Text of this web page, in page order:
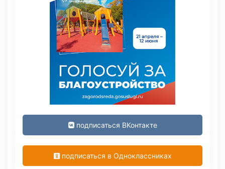
подписаться ВКонтакте
подписаться в Одноклассниках